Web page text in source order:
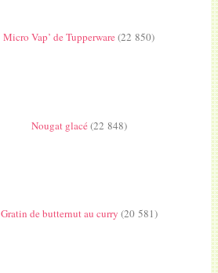
Micro Vap’ de Tupperware(22 850)
Nougat glacé(22 848)
Gratin de butternut au curry (20 581)